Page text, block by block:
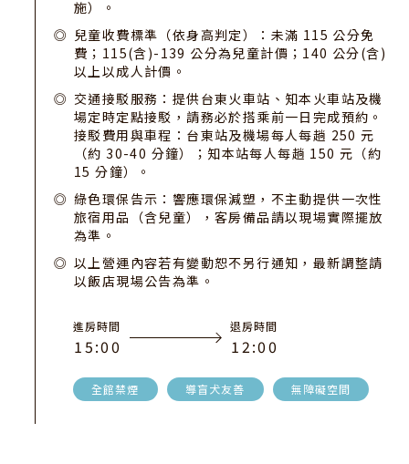
施）。
兒童收費標準（依身高判定）：未滿 115 公分免
費；115(含)-139 公分為兒童計價；140 公分(含)
以上以成人計價。
交通接駁服務：提供台東火車站、知本火車站及機
場定時定點接駁，請務必於搭乘前一日完成預約。
接駁費用與車程：台東站及機場每人每趟 250 元
（約 30-40 分鐘）；知本站每人每趟 150 元（約
15 分鐘）。
綠色環保告示：響應環保減塑，不主動提供一次性
旅宿用品（含兒童），客房備品請以現場實際擺放
為準。
以上營運內容若有變動恕不另行通知，最新調整請
以飯店現場公告為準。
進房時間
15:00
退房時間
12:00
全館禁煙 導盲犬友善 無障礙空間